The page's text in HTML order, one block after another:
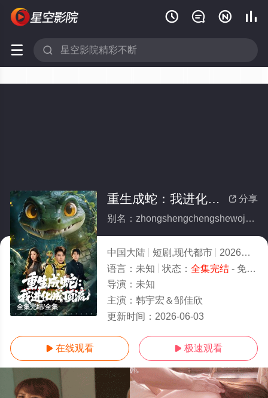
   
 
全集完结/全集
 分享
重生成蛇：我进化成顶流(全集)
别名：zhongshengchengshewojinhuachengdingliu
中国大陆 短剧,现代都市 2026
5.0
语言： 未知 状态： 全集完结- 免费在线观看
导演： 未知
主演： 韩宇宏＆邹佳欣
更新时间： 2026-06-03
 在线观看  极速观看